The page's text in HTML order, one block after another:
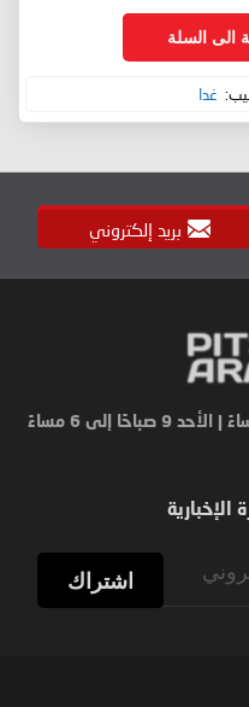
الى السلة
غدا
بريد إلكتروني
الإخبارية
اشتراك